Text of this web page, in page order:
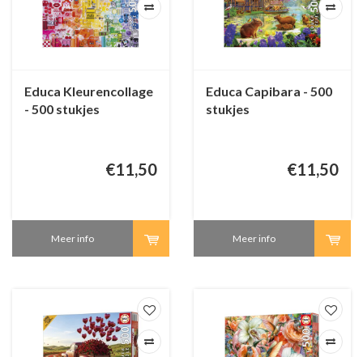
Educa Kleurencollage
- 500 stukjes
€11,50
Meer info
Educa Capibara - 500
stukjes
€11,50
Meer info